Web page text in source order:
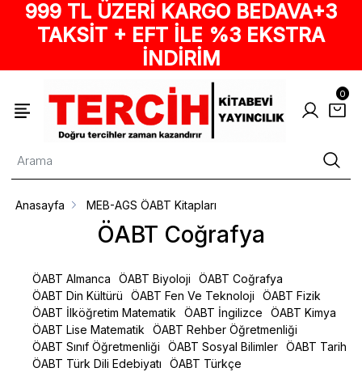
999 TL ÜZERİ KARGO BEDAVA+3
TAKSİT + EFT İLE %3 EKSTRA
İNDİRİM
0
ÖABT Coğrafya
Anasayfa MEB-AGS ÖABT Kitapları
ÖABT Almanca ÖABT Biyoloji
ÖABT Coğrafya
ÖABT Din Kültürü
ÖABT Fen Ve Teknoloji
ÖABT Fizik
ÖABT İlköğretim Matematik
ÖABT İngilizce
ÖABT Kimya
ÖABT Lise Matematik
ÖABT Rehber Öğretmenliği
ÖABT Sınıf Öğretmenliği
ÖABT Sosyal Bilimler ÖABT Tarih
ÖABT Türk Dili Edebiyatı
ÖABT Türkçe